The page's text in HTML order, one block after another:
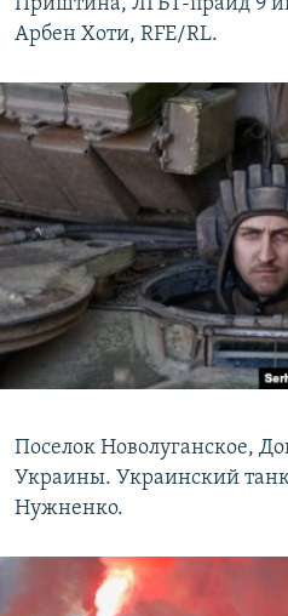
Арбен Хоти, RFE/RL.
Поселок Новолуганское,
Украины. Украинский
Нужненко.